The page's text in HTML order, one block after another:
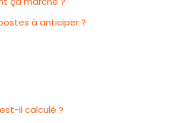
à anticiper ?
il calculé ?